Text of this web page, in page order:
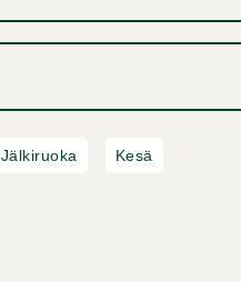
Jälkiruoka Kesä